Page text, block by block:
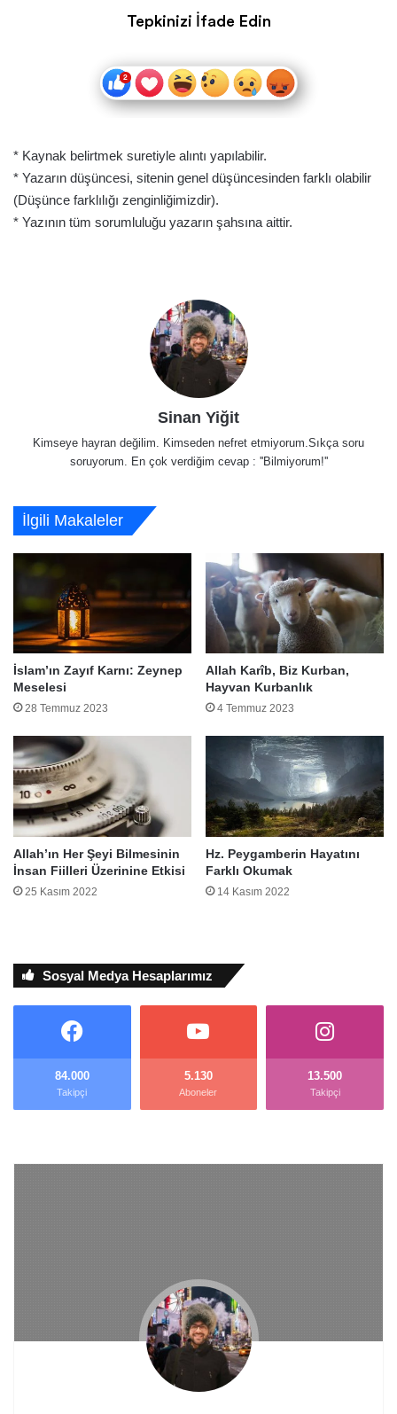
Tepkinizi İfade Edin
* Kaynak belirtmek suretiyle alıntı yapılabilir.
* Yazarın düşüncesi, sitenin genel düşüncesinden farklı olabilir
(Düşünce farklılığı zenginliğimizdir).
* Yazının tüm sorumluluğu yazarın şahsına aittir.
Sinan Yiğit
Kimseye hayran değilim. Kimseden nefret etmiyorum.Sıkça soru
soruyorum. En çok verdiğim cevap : ''Bilmiyorum!''
İlgili Makaleler
İslam’ın Zayıf Karnı: Zeynep
Meselesi
28 Temmuz 2023
Allah Karîb, Biz Kurban,
Hayvan Kurbanlık
4 Temmuz 2023
Allah’ın Her Şeyi Bilmesinin
İnsan Fiilleri Üzerinine Etkisi
25 Kasım 2022
Hz. Peygamberin Hayatını
Farklı Okumak
14 Kasım 2022
Sosyal Medya Hesaplarımız
84.000
Takipçi
5.130
Aboneler
13.500
Takipçi